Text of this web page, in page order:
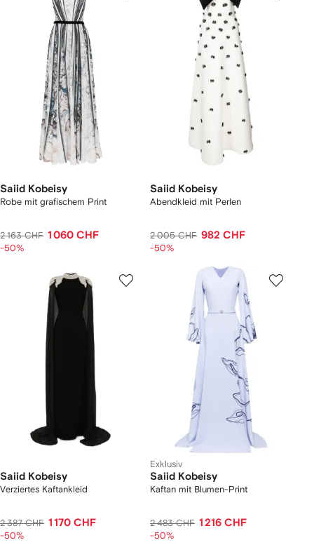
Saiid Kobeisy
Robe mit grafischem Print
2 163 CHF 1 060 CHF
-50%
Saiid Kobeisy
Abendkleid mit Perlen
2 005 CHF 982 CHF
-50%
Saiid Kobeisy
Verziertes Kaftankleid
2 387 CHF 1 170 CHF
-50%
Exklusiv
Saiid Kobeisy
Kaftan mit Blumen-Print
2 483 CHF 1 216 CHF
-50%